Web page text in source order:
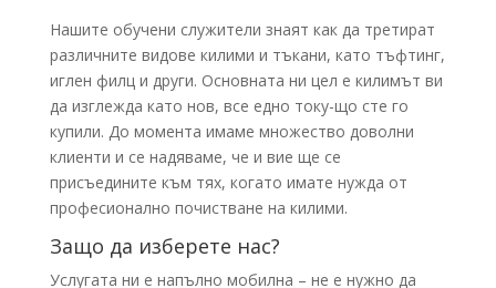
Нашите обучени служители знаят как да третират
различните видове килими и тъкани, като тъфтинг,
иглен филц и други. Основната ни цел е килимът ви
да изглежда като нов, все едно току-що сте го
купили. До момента имаме множество доволни
клиенти и се надяваме, че и вие ще се
присъедините към тях, когато имате нужда от
професионално почистване на килими.
Защо да изберете нас?
Услугата ни е напълно мобилна – не е нужно да